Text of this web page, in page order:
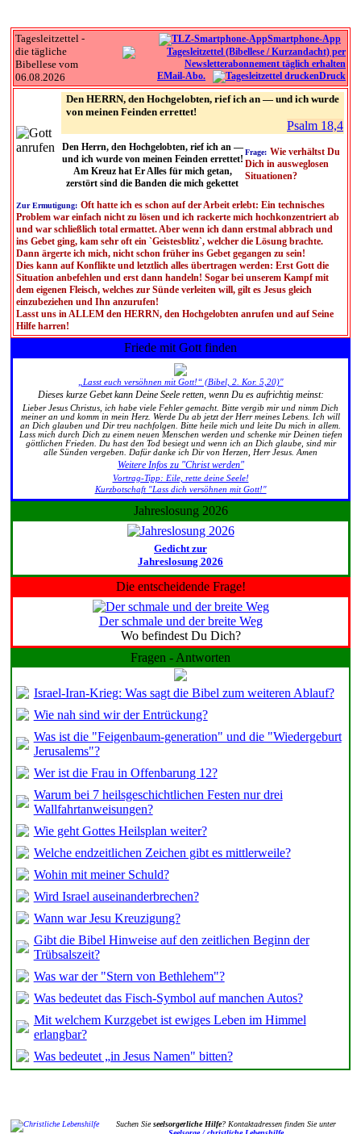
Tagesleitzettel -
die tägliche
Bibellese vom
06.08.2026
Smartphone-App
EMail-Abo. Druck
Den HERRN, den Hochgelobten, rief ich an — und ich wurde
von meinen Feinden errettet!
Psalm 18,4
Den Herrn, den Hochgelobten, rief ich an —
und ich wurde von meinen Feinden errettet!
Am Kreuz hat Er Alles für mich getan,
zerstört sind die Banden die mich gekettet
Frage: Wie verhältst Du
Dich in ausweglosen
Situationen?
Zur Ermutigung: Oft hatte ich es schon auf der Arbeit erlebt: Ein technisches
Problem war einfach nicht zu lösen und ich rackerte mich hochkonzentriert ab
und war schließlich total ermattet. Aber wenn ich dann erstmal abbrach und
ins Gebet ging, kam sehr oft ein `Geistesblitz`, welcher die Lösung brachte.
Dann ärgerte ich mich, nicht schon früher ins Gebet gegangen zu sein!
Dies kann auf Konflikte und letztlich alles übertragen werden: Erst Gott die
Situation anbefehlen und erst dann handeln! Sogar bei unserem Kampf mit
dem eigenen Fleisch, welches zur Sünde verleiten will, gilt es Jesus gleich
einzubeziehen und Ihn anzurufen!
Lasst uns in ALLEM den HERRN, den Hochgelobten anrufen und auf Seine
Hilfe harren!
Friede mit Gott finden
„Lasst euch versöhnen mit Gott!“ (Bibel, 2. Kor. 5,20)"
Dieses kurze Gebet kann Deine Seele retten, wenn Du es aufrichtig meinst:
Lieber Jesus Christus, ich habe viele Fehler gemacht. Bitte vergib mir und nimm Dich
meiner an und komm in mein Herz. Werde Du ab jetzt der Herr meines Lebens. Ich will
an Dich glauben und Dir treu nachfolgen. Bitte heile mich und leite Du mich in allem.
Lass mich durch Dich zu einem neuen Menschen werden und schenke mir Deinen tiefen
göttlichen Frieden. Du hast den Tod besiegt und wenn ich an Dich glaube, sind mir
alle Sünden vergeben. Dafür danke ich Dir von Herzen, Herr Jesus. Amen
Weitere Infos zu "Christ werden"
Vortrag-Tipp: Eile, rette deine Seele!
Kurzbotschaft "Lass dich versöhnen mit Gott!"
Jahreslosung 2026
Gedicht zur
Jahreslosung 2026
Die entscheidende Frage!
Der schmale und der breite Weg
Wo befindest Du Dich?
Fragen - Antworten
Israel-Iran-Krieg: Was sagt die Bibel zum weiteren Ablauf?
Wie nah sind wir der Entrückung?
Was ist die "Feigenbaum-generation" und die "Wiedergeburt
Jerusalems"?
Wer ist die Frau in Offenbarung 12?
Warum bei 7 heilsgeschichtlichen Festen nur drei
Wallfahrtanweisungen?
Wie geht Gottes Heilsplan weiter?
Welche endzeitlichen Zeichen gibt es mittlerweile?
Wohin mit meiner Schuld?
Wird Israel auseinanderbrechen?
Wann war Jesu Kreuzigung?
Gibt die Bibel Hinweise auf den zeitlichen Beginn der
Trübsalszeit?
Was war der "Stern von Bethlehem"?
Was bedeutet das Fisch-Symbol auf manchen Autos?
Mit welchem Kurzgebet ist ewiges Leben im Himmel
erlangbar?
Was bedeutet „in Jesus Namen" bitten?
Suchen Sieseelsorgerliche Hilfe? Kontaktadressen finden Sie unter